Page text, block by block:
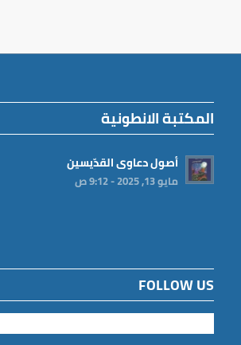
المكتبة الانطونية
أصول دعاوى القدّيسين
مايو 13, 2025 - 9:12 ص
FOLLOW US